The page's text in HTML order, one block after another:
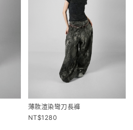
薄款渲染彎刀長褲
1280